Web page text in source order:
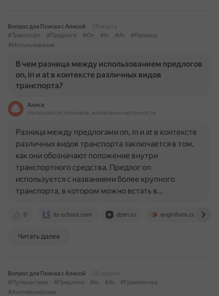
Вопрос для Поиска с Алисой
28 марта
#Транспорт
#Предлоги #On #In #At
#Разница
#Использование
В чем разница между использованием предлогов
on, in и at в контексте различных видов
транспорта?
Алиса
На основе источников, возможны неточности
0 ils-school.com dzen.ru enginform.com
Разница между предлогами on, in и at в контексте
различных видов транспорта заключается в том,
как они обозначают положение внутри
транспортного средства. Предлог on
используется с названиями более крупного
транспорта, в котором можно встать в…
Читать далее
Вопрос для Поиска с Алисой
28 апреля
#Путешествия
#Предлоги #In #At
#Грамматика
#Английскийязык